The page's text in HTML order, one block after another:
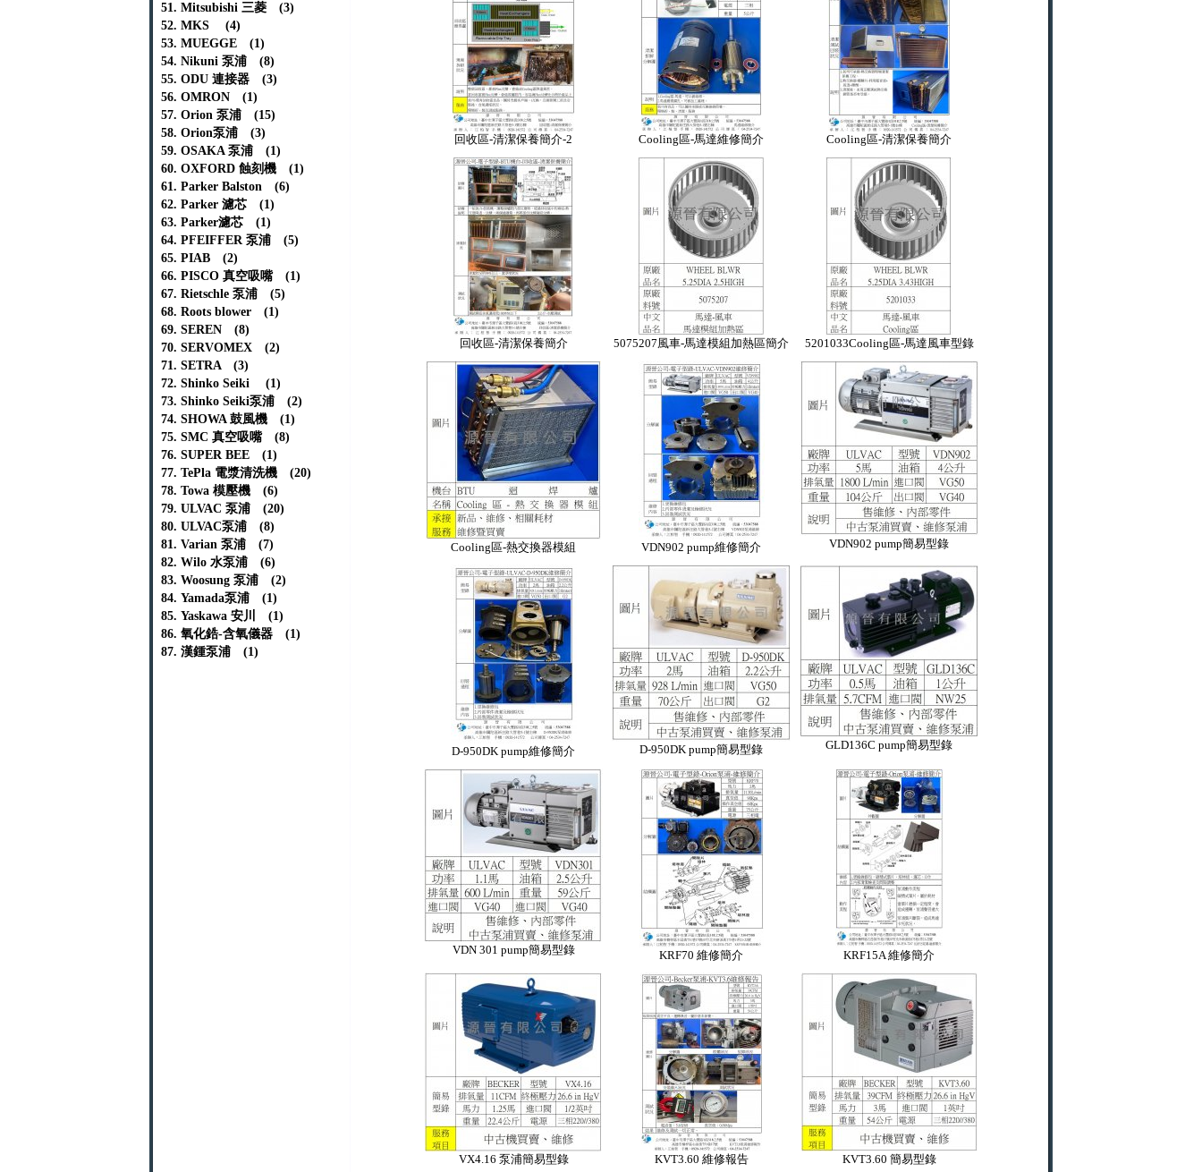
51. Mitsubishi 三菱 (3)
52. MKS (4)
53. MUEGGE (1)
54. Nikuni 泵浦 (8)
55. ODU 連接器 (3)
56. OMRON (1)
57. Orion 泵浦 (15)
58. Orion泵浦 (3)
59. OSAKA 泵浦 (1)
60. OXFORD 蝕刻機 (1)
61. Parker Balston (6)
62. Parker 濾芯 (1)
63. Parker濾芯 (1)
64. PFEIFFER 泵浦 (5)
65. PIAB (2)
66. PISCO 真空吸嘴 (1)
67. Rietschle 泵浦 (5)
68. Roots blower (1)
69. SEREN (8)
70. SERVOMEX (2)
71. SETRA (3)
72. Shinko Seiki (1)
73. Shinko Seiki泵浦 (2)
74. SHOWA 鼓風機 (1)
75. SMC 真空吸嘴 (8)
76. SUPER BEE (1)
77. TePla 電漿清洗機 (20)
78. Towa 模壓機 (6)
79. ULVAC 泵浦 (20)
80. ULVAC泵浦 (8)
81. Varian 泵浦 (7)
82. Wilo 水泵浦 (6)
83. Woosung 泵浦 (2)
84. Yamada泵浦 (1)
85. Yaskawa 安川 (1)
86. 氧化鋯-含氧儀器 (1)
87. 漢鍾泵浦 (1)
回收區-清潔保養簡介-2 Cooling區-馬達維修簡介 Cooling區-清潔保養簡介
回收區-清潔保養簡介 5075207風車-馬達模組加熱區簡介 5201033Cooling區-馬達風車型錄
Cooling區-熱交換器模組 VDN902 pump維修簡介 VDN902 pump簡易型錄
D-950DK pump維修簡介 D-950DK pump簡易型錄 GLD136C pump簡易型錄
VDN 301 pump簡易型錄 KRF70 維修簡介 KRF15A 維修簡介
VX4.16 泵浦簡易型錄 KVT3.60 維修報告 KVT3.60 簡易型錄